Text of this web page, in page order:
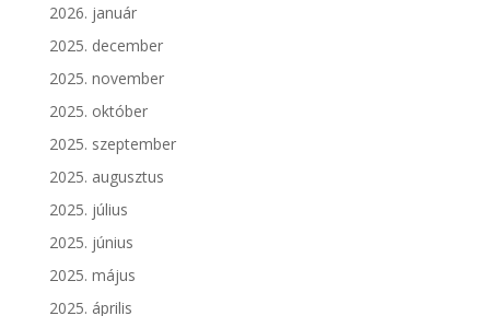
2026. január
2025. december
2025. november
2025. október
2025. szeptember
2025. augusztus
2025. július
2025. június
2025. május
2025. április